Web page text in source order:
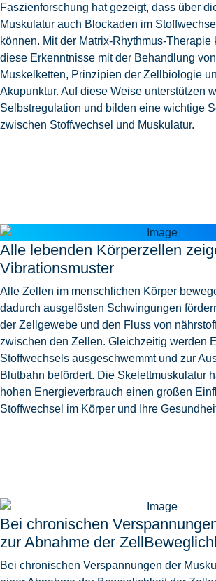
Faszienforschung hat gezeigt, dass über
Muskulatur auch Blockaden im
können. Mit der Matrix-Rhythmus-Therapie
diese Erkenntnisse mit der Behandlung
Muskelketten, Prinzipien der Zellbiologie
Akupunktur. Auf diese Weise unterstützen
Selbstregulation und bilden eine wichtige
zwischen Stoffwechsel und Muskulatur.
Alle lebenden Körperzellen
Vibrationsmuster
Alle Zellen im menschlichen Körper
dadurch ausgelösten Schwingungen
der Zellgewebe und den Fluss von
zwischen den Zellen. Gleichzeitig werden
Stoffwechsels ausgeschwemmt und zur
Blutbahn befördert. Die Skelettmuskulatur
hohen Energieverbrauch einen großen
Stoffwechsel im Körper und Ihre
Bei chronischen
zur Abnahme der
Bei chronischen Verspannungen der